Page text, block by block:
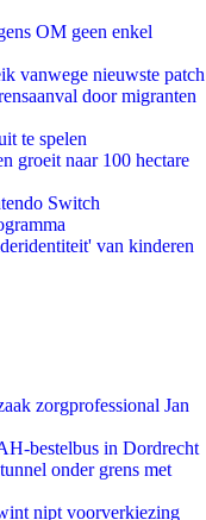
OM geen enkel
vanwege nieuwste patch
door migranten
te spelen
groeit naar 100 hectare
Switch
van kinderen
zorgprofessional Jan
bestelbus in Dordrecht
onder grens met
nipt voorverkiezing